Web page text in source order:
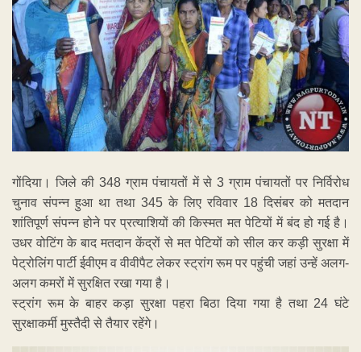
गोंदिया। जिले की 348 ग्राम पंचायतों में से 3 ग्राम पंचायतों पर निर्विरोध
चुनाव संपन्न हुआ था तथा 345 के लिए रविवार 18 दिसंबर को मतदान
शांतिपूर्ण संपन्न होने पर प्रत्याशियों की किस्मत मत पेटियों में बंद हो गई है।
उधर वोटिंग के बाद मतदान केंद्रों से मत पेटियों को सील कर कड़ी सुरक्षा में
पेट्रोलिंग पार्टी ईवीएम व वीवीपैट लेकर स्ट्रांग रूम पर पहुंची जहां उन्हें अलग-
अलग कमरों में सुरक्षित रखा गया है।
स्ट्रांग रूम के बाहर कड़ा सुरक्षा पहरा बिठा दिया गया है तथा 24 घंटे
सुरक्षाकर्मी मुस्तैदी से तैयार रहेंगे।